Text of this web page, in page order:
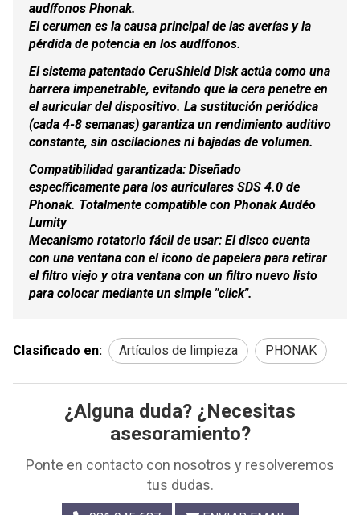
audífonos Phonak.
El cerumen es la causa principal de las averías y la
pérdida de potencia en los audífonos.
El sistema patentado CeruShield Disk actúa como una
barrera impenetrable, evitando que la cera penetre en
el auricular del dispositivo. La sustitución periódica
(cada 4-8 semanas) garantiza un rendimiento auditivo
constante, sin oscilaciones ni bajadas de volumen.
Compatibilidad garantizada: Diseñado
específicamente para los auriculares SDS 4.0 de
Phonak. Totalmente compatible con Phonak Audéo
Lumity
Mecanismo rotatorio fácil de usar: El disco cuenta
con una ventana con el icono de papelera para retirar
el filtro viejo y otra ventana con un filtro nuevo listo
para colocar mediante un simple "click".
Clasificado en: Artículos de limpieza PHONAK
¿Alguna duda? ¿Necesitas
asesoramiento?
Ponte en contacto con nosotros y resolveremos
tus dudas.